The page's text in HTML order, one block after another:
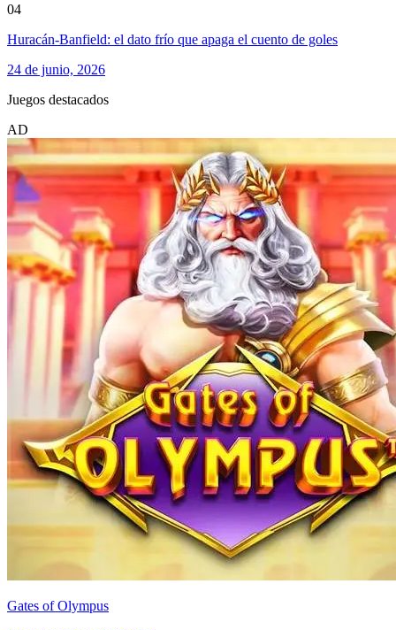
04
Huracán-Banfield: el dato frío que apaga el cuento de goles
24 de junio, 2026
Juegos destacados
AD
Gates of Olympus